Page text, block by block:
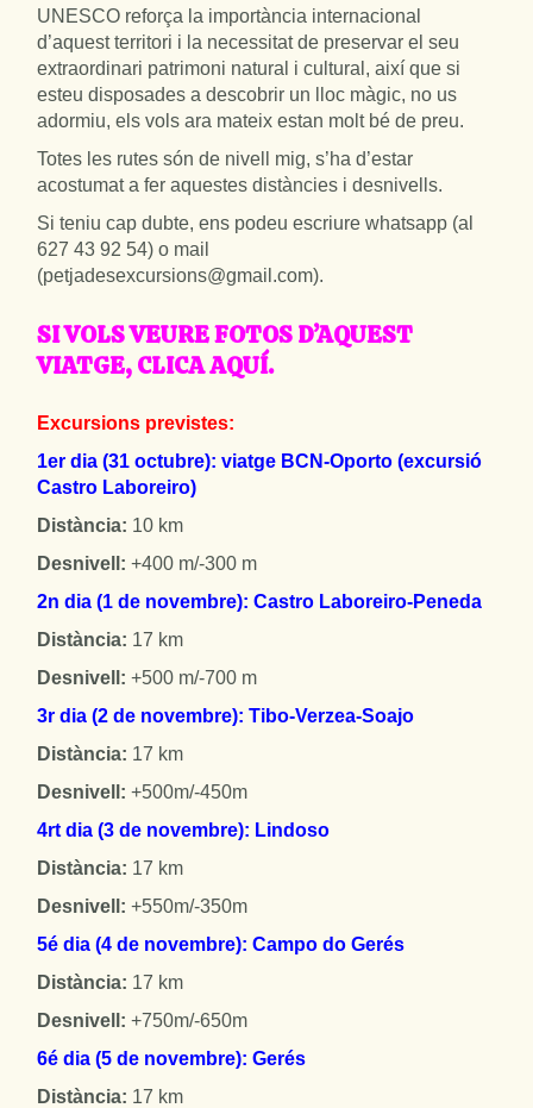
UNESCO reforça la importància internacional
d’aquest territori i la necessitat de preservar el seu
extraordinari patrimoni natural i cultural, així que si
esteu disposades a descobrir un lloc màgic, no us
adormiu, els vols ara mateix estan molt bé de preu.
Totes les rutes són de nivell mig, s’ha d’estar
acostumat a fer aquestes distàncies i desnivells.
Si teniu cap dubte, ens podeu escriure whatsapp (al
627 43 92 54) o mail
(petjadesexcursions@gmail.com).
SI VOLS VEURE FOTOS D’AQUEST
VIATGE, CLICA AQUÍ.
Excursions previstes:
1er dia (31 octubre): viatge BCN-Oporto (excursió
Castro Laboreiro)
Distància: 10 km
Desnivell: +400 m/-300 m
2n dia (1 de novembre): Castro Laboreiro-Peneda
Distància: 17 km
Desnivell: +500 m/-700 m
3r dia (2 de novembre): Tibo-Verzea-Soajo
Distància: 17 km
Desnivell: +500m/-450m
4rt dia (3 de novembre): Lindoso
Distància: 17 km
Desnivell: +550m/-350m
5é dia (4 de novembre): Campo do Gerés
Distància: 17 km
Desnivell: +750m/-650m
6é dia (5 de novembre): Gerés
Distància: 17 km